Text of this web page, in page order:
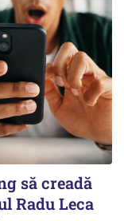
să creadă
Radu Leca